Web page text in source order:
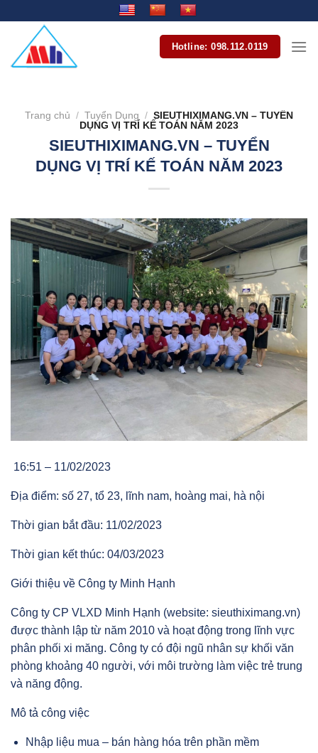
dung
Hotline: 098.112.0119
Trang chủ / Tuyển Dụng / SIEUTHIXIMANG.VN – TUYỂN
DỤNG VỊ TRÍ KẾ TOÁN NĂM 2023
SIEUTHIXIMANG.VN – TUYỂN
DỤNG VỊ TRÍ KẾ TOÁN NĂM 2023
16:51 – 11/02/2023
Địa điểm: số 27, tổ 23, lĩnh nam, hoàng mai, hà nội
Thời gian bắt đầu: 11/02/2023
Thời gian kết thúc: 04/03/2023
Giới thiệu về Công ty Minh Hạnh
Công ty CP VLXD Minh Hạnh (website: sieuthiximang.vn)
được thành lập từ năm 2010 và hoạt động trong lĩnh vực
phân phối xi măng. Công ty có đội ngũ nhân sự khối văn
phòng khoảng 40 người, với môi trường làm việc trẻ trung
và năng động.
Mô tả công việc
Nhập liệu mua – bán hàng hóa trên phần mềm